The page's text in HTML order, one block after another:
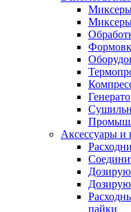
Миксеры
Аксессуары
пайки